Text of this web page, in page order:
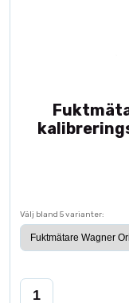
Välj bland 5 varianter: